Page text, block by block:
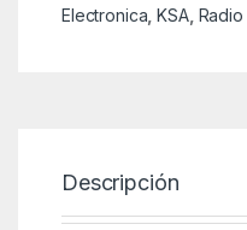
Electronica, KSA,
Descripción